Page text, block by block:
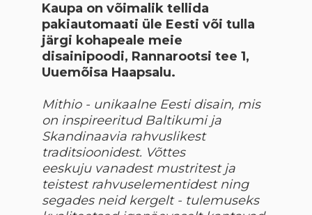
Kaupa on võimalik tellida
pakiautomaati üle Eesti või tulla
järgi kohapeale meie
disainipoodi, Rannarootsi tee 1,
Uuemõisa Haapsalu.
Mithio - unikaalne Eesti disain, mis
on inspireeritud Baltikumi ja
Skandinaavia rahvuslikest
traditsioonidest. Võttes
eeskuju vanadest mustritest ja
teistest rahvuselementidest ning
segades neid kergelt - tulemuseks